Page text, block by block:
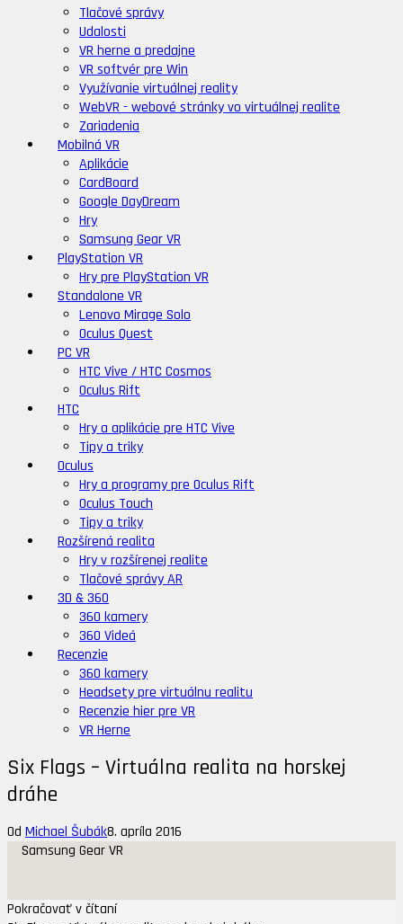
Tlačové správy
Udalosti
VR herne a predajne
VR softvér pre Win
Využívanie virtuálnej reality
WebVR - webové stránky vo virtuálnej realite
Zariadenia
Mobilná VR
Aplikácie
CardBoard
Google DayDream
Hry
Samsung Gear VR
PlayStation VR
Hry pre PlayStation VR
Standalone VR
Lenovo Mirage Solo
Oculus Quest
PC VR
HTC Vive / HTC Cosmos
Oculus Rift
HTC
Hry a aplikácie pre HTC Vive
Tipy a triky
Oculus
Hry a programy pre Oculus Rift
Oculus Touch
Tipy a triky
Rozšírená realita
Hry v rozšírenej realite
Tlačové správy AR
3D & 360
360 kamery
360 Videá
Recenzie
360 kamery
Headsety pre virtuálnu realitu
Recenzie hier pre VR
VR Herne
Six Flags – Virtuálna realita na horskej
dráhe
Od Michael Šubák8. apríla 2016
Samsung Gear VR
Pokračovať v čítaní